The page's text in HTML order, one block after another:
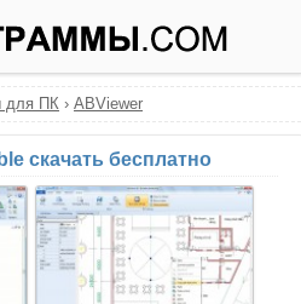
для ПК › ABViewer
скачать бесплатно